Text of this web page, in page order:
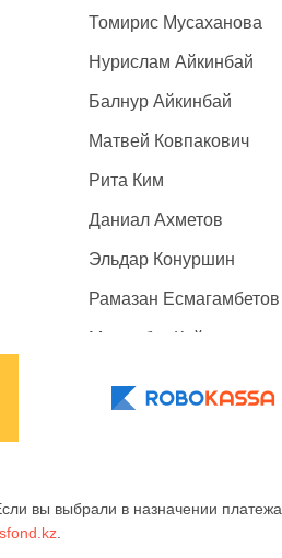
Томирис Мусаханова
Нурислам Айкинбай
Балнур Айкинбай
Матвей Ковпакович
Рита Ким
Даниал Ахметов
Эльдар Конуршин
Рамазан Есмагамбетов
Махамбет Кайролда
вы выбрали в назначении платежа